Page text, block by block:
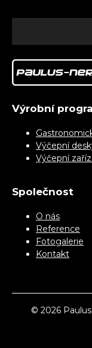
Výrobní
Výčepní
Výčepní
Společnost
O nás
Reference
Fotogalerie
Kontakt
© 2026